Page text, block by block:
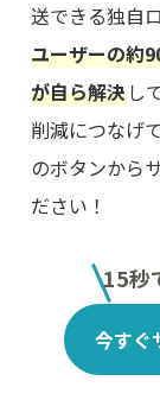
送できる独自
ユーザーの約
が自ら解決し
削減につなげ
のボタンから
ださい！
15秒
今すぐ